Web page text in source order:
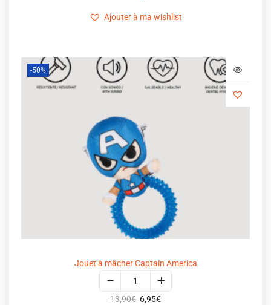
Ajouter à ma wishlist
-50%
Jouet à mâcher Captain America
13,90€ 6,95€